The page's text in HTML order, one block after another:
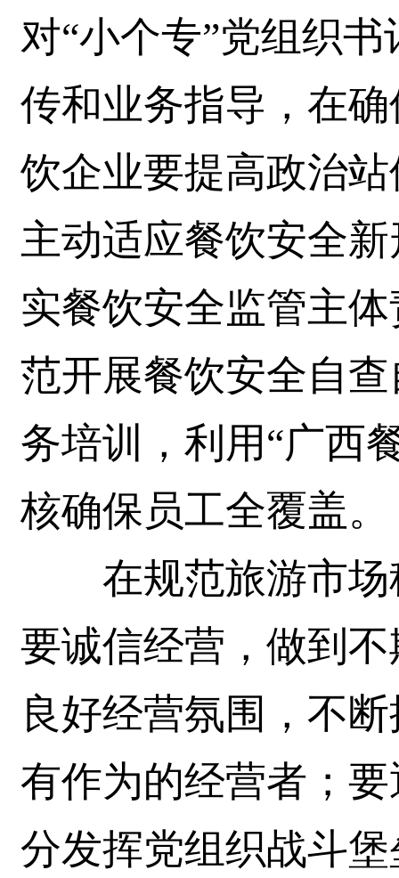
对“小个专”党组织
传和业务指导，在
饮企业要提高政治
主动适应餐饮安全
实餐饮安全监管主
范开展餐饮安全自
务培训，利用“广西
核确保员工全覆盖。
在规范旅游市场
要诚信经营，做到
良好经营氛围，不
有作为的经营者；
分发挥党组织战斗